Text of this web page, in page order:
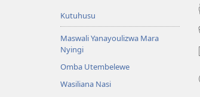
Kutuhusu
Maswali Yanayoulizwa Mara
Nyingi
Omba Utembelewe
Wasiliana Nasi